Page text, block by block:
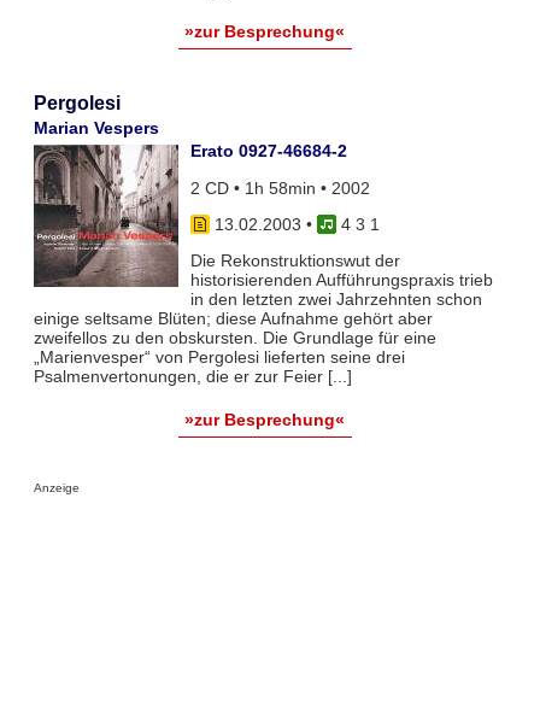
»zur Besprechung«
Pergolesi
Marian Vespers
Erato 0927-46684-2
2 CD • 1h 58min • 2002
13.02.2003 •
4 3 1
Die Rekonstruktionswut der
historisierenden Aufführungspraxis trieb
in den letzten zwei Jahrzehnten schon
einige seltsame Blüten; diese Aufnahme gehört aber
zweifellos zu den obskursten. Die Grundlage für eine
„Marienvesper“ von Pergolesi lieferten seine drei
Psalmenvertonungen, die er zur Feier [...]
»zur Besprechung«
Anzeige